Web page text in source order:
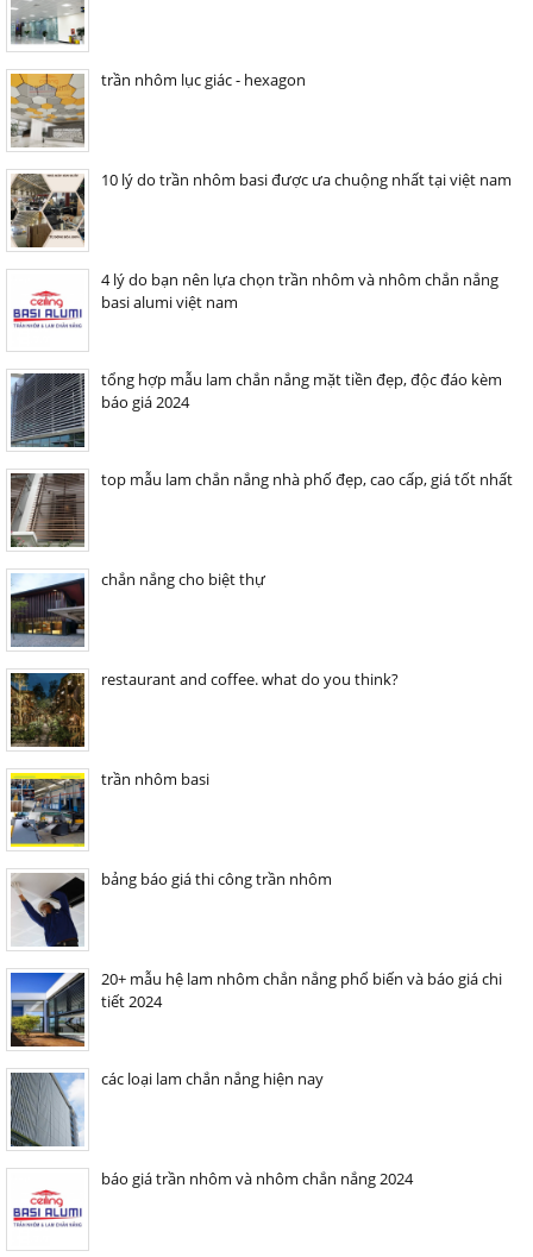
trần nhôm lục giác - hexagon
10 lý do trần nhôm basi được ưa chuộng nhất tại việt nam
4 lý do bạn nên lựa chọn trần nhôm và nhôm chắn nắng
basi alumi việt nam
tổng hợp mẫu lam chắn nắng mặt tiền đẹp, độc đáo kèm
báo giá 2024
top mẫu lam chắn nắng nhà phố đẹp, cao cấp, giá tốt nhất
chắn nắng cho biệt thự
restaurant and coffee. what do you think?
trần nhôm basi
bảng báo giá thi công trần nhôm
20+ mẫu hệ lam nhôm chắn nắng phổ biến và báo giá chi
tiết 2024
các loại lam chắn nắng hiện nay
báo giá trần nhôm và nhôm chắn nắng 2024